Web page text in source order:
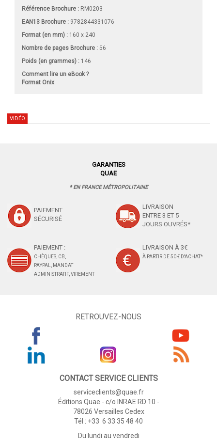
Référence Brochure : RM0203
EAN13 Brochure : 9782844331076
Format (en mm) : 160 x 240
Nombre de pages Brochure : 56
Poids (en grammes) : 146
Comment lire un eBook ?
Format Onix
VIDÉO
GARANTIES
QUAE
* EN FRANCE MÉTROPOLITAINE
PAIEMENT
SÉCURISÉ
LIVRAISON
ENTRE 3 ET 5
JOURS OUVRÉS*
PAIEMENT :
CHÈQUES, CB,
PAYPAL, MANDAT
ADMINISTRATIF, VIREMENT
LIVRAISON À 3€
À PARTIR DE 50 € D'ACHAT*
RETROUVEZ-NOUS
CONTACT SERVICE CLIENTS
serviceclients@quae.fr
Éditions Quae - c/o INRAE RD 10 -
78026 Versailles Cedex
Tél : +33 6 33 35 48 40
Du lundi au vendredi